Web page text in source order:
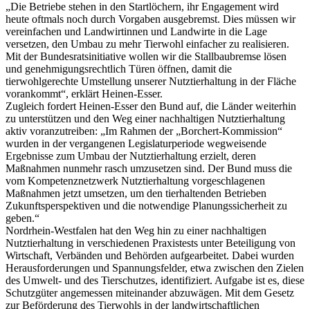
„Die Betriebe stehen in den Startlöchern, ihr Engagement wird
heute oftmals noch durch Vorgaben ausgebremst. Dies müssen wir
vereinfachen und Landwirtinnen und Landwirte in die Lage
versetzen, den Umbau zu mehr Tierwohl einfacher zu realisieren.
Mit der Bundesratsinitiative wollen wir die Stallbaubremse lösen
und genehmigungsrechtlich Türen öffnen, damit die
tierwohlgerechte Umstellung unserer Nutztierhaltung in der Fläche
vorankommt“, erklärt Heinen-Esser.
Zugleich fordert Heinen-Esser den Bund auf, die Länder weiterhin
zu unterstützen und den Weg einer nachhaltigen Nutztierhaltung
aktiv voranzutreiben: „Im Rahmen der „Borchert-Kommission“
wurden in der vergangenen Legislaturperiode wegweisende
Ergebnisse zum Umbau der Nutztierhaltung erzielt, deren
Maßnahmen nunmehr rasch umzusetzen sind. Der Bund muss die
vom Kompetenznetzwerk Nutztierhaltung vorgeschlagenen
Maßnahmen jetzt umsetzen, um den tierhaltenden Betrieben
Zukunftsperspektiven und die notwendige Planungssicherheit zu
geben.“
Nordrhein-Westfalen hat den Weg hin zu einer nachhaltigen
Nutztierhaltung in verschiedenen Praxistests unter Beteiligung von
Wirtschaft, Verbänden und Behörden aufgearbeitet. Dabei wurden
Herausforderungen und Spannungsfelder, etwa zwischen den Zielen
des Umwelt- und des Tierschutzes, identifiziert. Aufgabe ist es, diese
Schutzgüter angemessen miteinander abzuwägen. Mit dem Gesetz
zur Beförderung des Tierwohls in der landwirtschaftlichen